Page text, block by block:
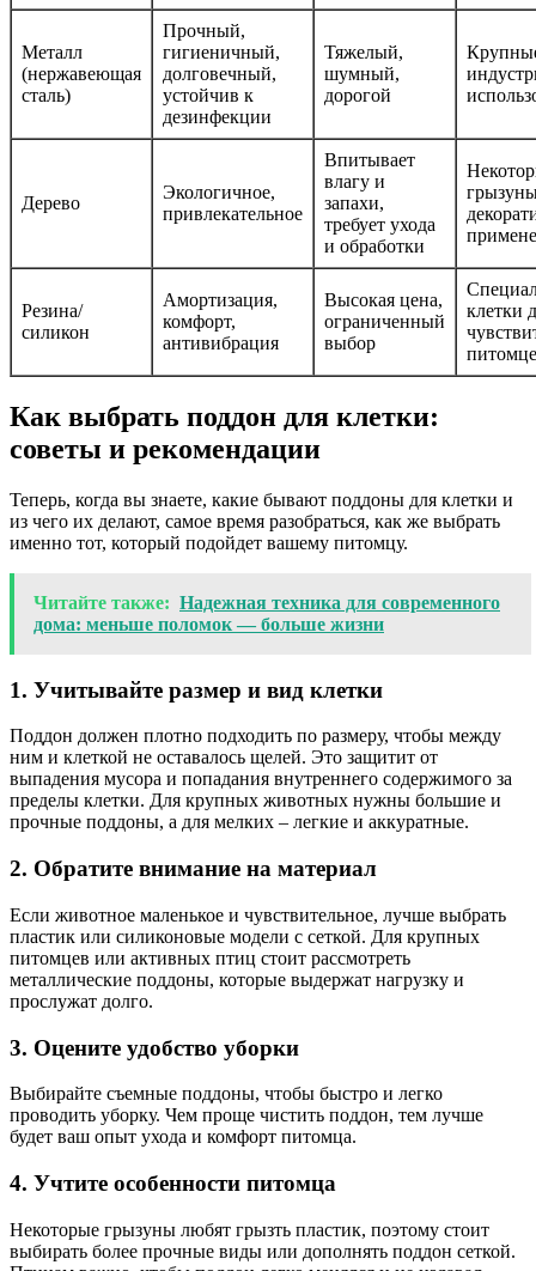
Металл
(нержавеющая
сталь)
Прочный,
гигиеничный,
долговечный,
устойчив к
дезинфекции
Тяжелый,
шумный,
дорогой
Дерево
Экологичное,
привлекательное
Впитывает
влагу и
запахи,
требует ухода
и обработки
Резина/
силикон
Амортизация,
комфорт,
антивибрация
Высокая цена,
ограниченный
выбор
клетки
Как выбрать поддон для клетки:
советы и рекомендации
Теперь, когда вы знаете, какие бывают поддоны для клетки и
из чего их делают, самое время разобраться, как же выбрать
именно тот, который подойдет вашему питомцу.
Читайте также: Надежная техника для современного
дома: меньше поломок — больше жизни
1. Учитывайте размер и вид клетки
Поддон должен плотно подходить по размеру, чтобы между
ним и клеткой не оставалось щелей. Это защитит от
выпадения мусора и попадания внутреннего содержимого за
пределы клетки. Для крупных животных нужны большие и
прочные поддоны, а для мелких – легкие и аккуратные.
2. Обратите внимание на материал
Если животное маленькое и чувствительное, лучше выбрать
пластик или силиконовые модели с сеткой. Для крупных
питомцев или активных птиц стоит рассмотреть
металлические поддоны, которые выдержат нагрузку и
прослужат долго.
3. Оцените удобство уборки
Выбирайте съемные поддоны, чтобы быстро и легко
проводить уборку. Чем проще чистить поддон, тем лучше
будет ваш опыт ухода и комфорт питомца.
4. Учтите особенности питомца
Некоторые грызуны любят грызть пластик, поэтому стоит
выбирать более прочные виды или дополнять поддон сеткой.